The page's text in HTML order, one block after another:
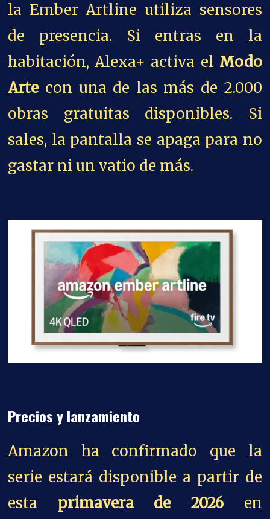
la Ember Artline utiliza sensores
de presencia. Si entras en la
habitación, Alexa+ activa el Modo
Arte con una de las más de 2.000
obras gratuitas disponibles. Si
sales, la pantalla se apaga para no
gastar ni un vatio de más.
Precios y lanzamiento
Amazon ha confirmado que la
serie estará disponible a partir de
esta primavera de 2026 en